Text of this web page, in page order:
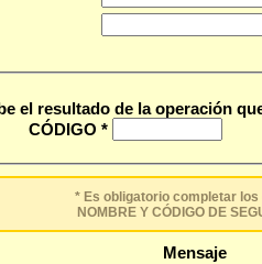
el resultado de la operación
CÓDIGO *
* Es obligatorio completar los
NOMBRE Y CÓDIGO DE
Mensaje